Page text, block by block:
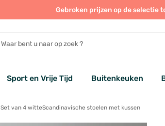
Gebroken prijzen op de selectie
Sport en Vrije Tijd Buitenkeuken
Set van 4 witteScandinavische stoelen met kussen